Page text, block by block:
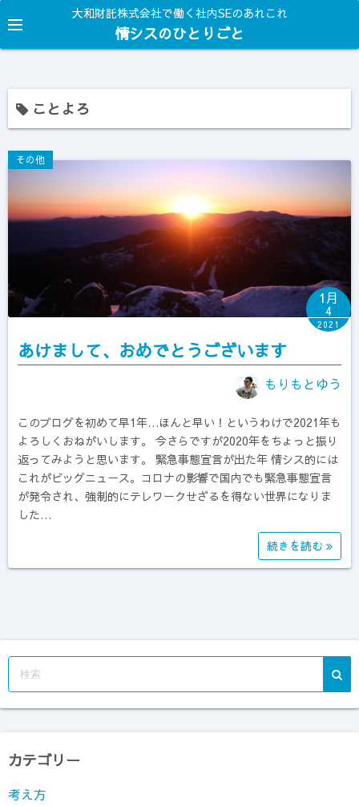
ン
テ
ツ
ス
キ
プ
大和財託株式会社で働く社内SEのあれこれ
情シスのひとりごと
ことよろ
その他
1月
4
2021
あけまして、おめでとうございます
もりもとゆう
このブログを初めて早1年…ほんと早い！というわけで2021年も
よろしくおねがいします。 今さらですが2020年をちょっと振り
返ってみようと思います。 緊急事態宣言が出た年 情シス的には
これがビッグニュース。コロナの影響で国内でも緊急事態宣言
が発令され、強制的にテレワークせざるを得ない世界になりま
した…
続きを読む
カテゴリー
考え方